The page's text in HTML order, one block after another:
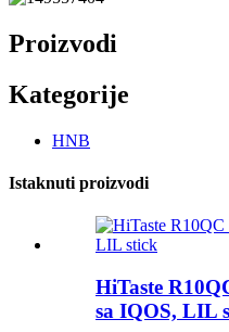
Proizvodi
Kategorije
HNB
Istaknuti proizvodi
HiTaste
sa IQOS, LIL